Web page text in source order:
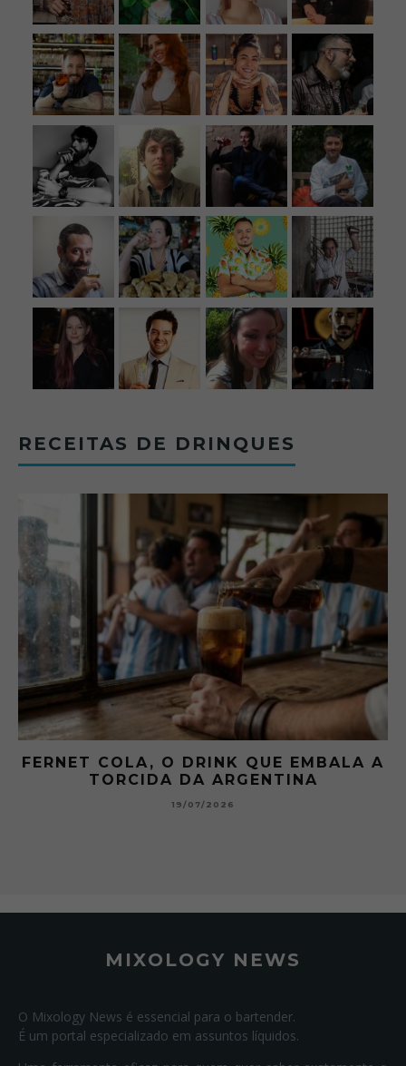
RECEITAS DE DRINQUES
FERNET COLA, O DRINK QUE EMBALA A
TORCIDA DA ARGENTINA
19/07/2026
MIXOLOGY NEWS
O Mixology News é essencial para o bartender.
É um portal especializado em assuntos líquidos.